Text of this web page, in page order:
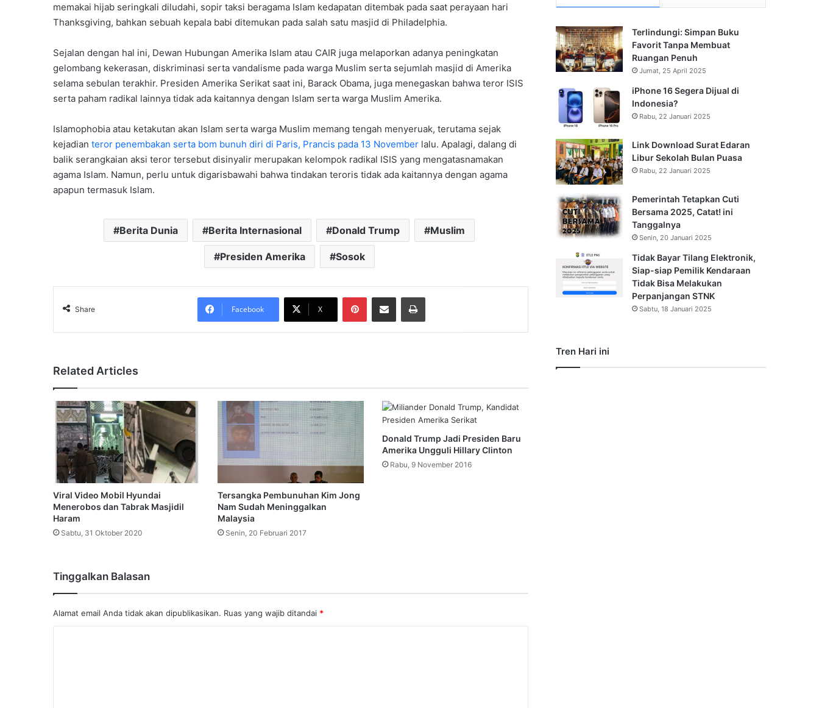
memakai hijab seringkali diludahi, sopir taksi beragama Islam kedapatan ditembak pada saat perayaan hari
Thanksgiving, bahkan sebuah kepala babi ditemukan pada salah satu masjid di Philadelphia.
Sejalan dengan hal ini, Dewan Hubungan Amerika Islam atau CAIR juga melaporkan adanya peningkatan
gelombang kekerasan, diskriminasi serta vandalisme pada warga Muslim serta sejumlah masjid di Amerika
selama sebulan terakhir. Presiden Amerika Serikat saat ini, Barack Obama, juga menegaskan bahwa teror ISIS
serta paham radikal lainnya tidak ada kaitannya dengan Islam serta warga Muslim Amerika.
Islamophobia atau ketakutan akan Islam serta warga Muslim memang tengah menyeruak, terutama sejak
kejadian teror penembakan serta bom bunuh diri di Paris, Prancis pada 13 November lalu. Apalagi, dalang di
balik serangkaian aksi teror tersebut disinyalir merupakan kelompok radikal ISIS yang mengatasnamakan
agama Islam. Namun, perlu untuk digarisbawahi bahwa tindakan teroris tidak ada kaitannya dengan agama
apapun termasuk Islam.
Berita Dunia Berita Internasional Donald Trump Muslim
Presiden Amerika Sosok
Share Facebook X
PinterestShare via Email Print
Related Articles
Viral Video Mobil Hyundai
Menerobos dan Tabrak Masjidil
Haram
Sabtu, 31 Oktober 2020
Tersangka Pembunuhan Kim Jong
Nam Sudah Meninggalkan
Malaysia
Senin, 20 Februari 2017
Donald Trump Jadi Presiden Baru
Amerika Ungguli Hillary Clinton
Rabu, 9 November 2016
Tinggalkan Balasan
Alamat email Anda tidak akan dipublikasikan. Ruas yang wajib ditandai *
Terlindungi: Simpan Buku
Favorit Tanpa Membuat
Ruangan Penuh
Jumat, 25 April 2025
iPhone 16 Segera Dijual di
Indonesia?
Rabu, 22 Januari 2025
Link Download Surat Edaran
Libur Sekolah Bulan Puasa
Rabu, 22 Januari 2025
Pemerintah Tetapkan Cuti
Bersama 2025, Catat! ini
Tanggalnya
Senin, 20 Januari 2025
Tidak Bayar Tilang Elektronik,
Siap-siap Pemilik Kendaraan
Tidak Bisa Melakukan
Perpanjangan STNK
Sabtu, 18 Januari 2025
Tren Hari ini